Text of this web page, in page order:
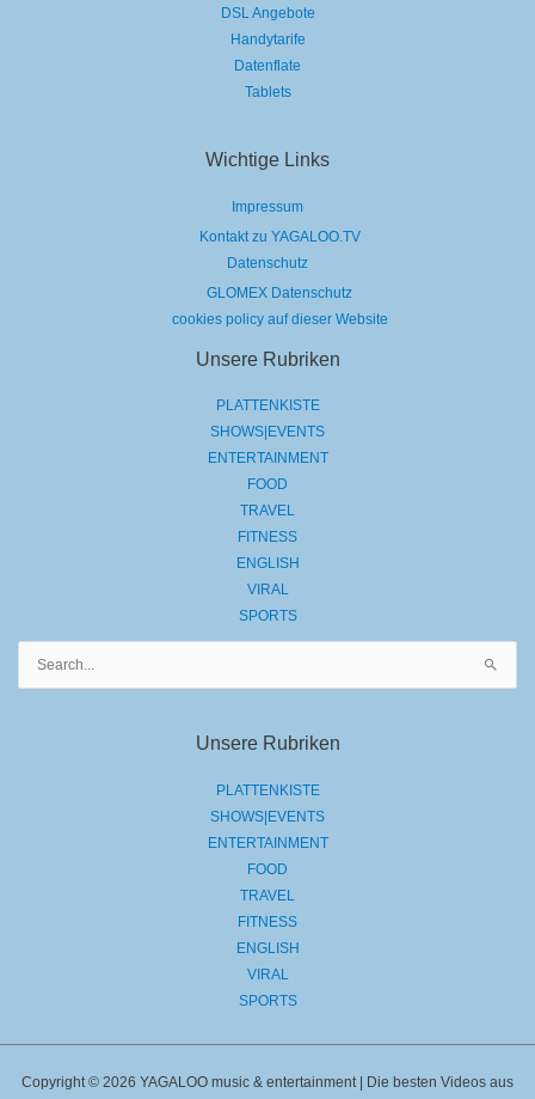
DSL Angebote
Handytarife
Datenflate
Tablets
Wichtige Links
Impressum
Kontakt zu YAGALOO.TV
Datenschutz
GLOMEX Datenschutz
cookies policy auf dieser Website
Unsere Rubriken
PLATTENKISTE
SHOWS|EVENTS
ENTERTAINMENT
FOOD
TRAVEL
FITNESS
ENGLISH
VIRAL
SPORTS
Unsere Rubriken
PLATTENKISTE
SHOWS|EVENTS
ENTERTAINMENT
FOOD
TRAVEL
FITNESS
ENGLISH
VIRAL
SPORTS
Copyright © 2026 YAGALOO music & entertainment | Die besten Videos aus